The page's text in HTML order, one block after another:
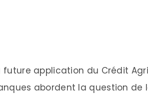
future application du Crédit
abordent la question de